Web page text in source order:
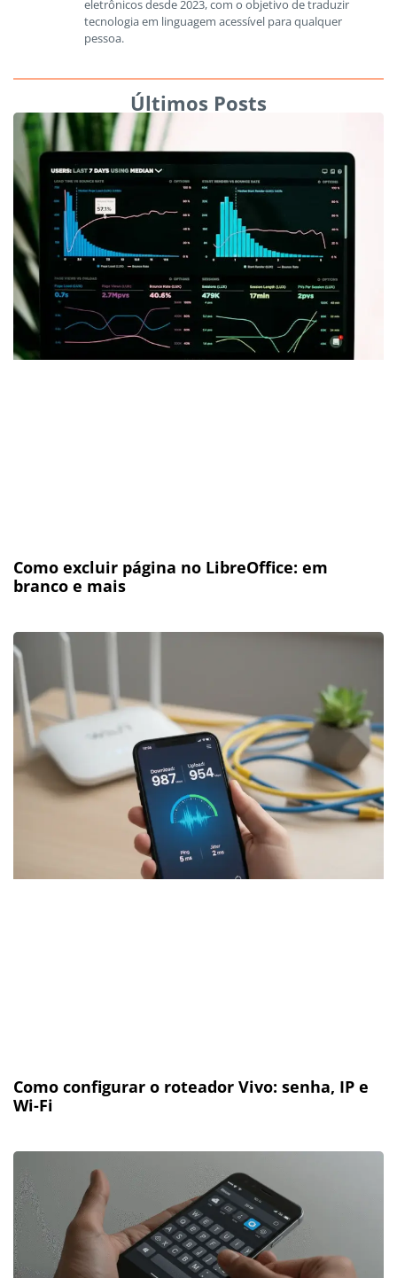
eletrônicos desde 2023, com o objetivo de traduzir
tecnologia em linguagem acessível para qualquer
pessoa.
Últimos Posts
Como excluir página no LibreOffice: em
branco e mais
Como configurar o roteador Vivo: senha, IP e
Wi-Fi